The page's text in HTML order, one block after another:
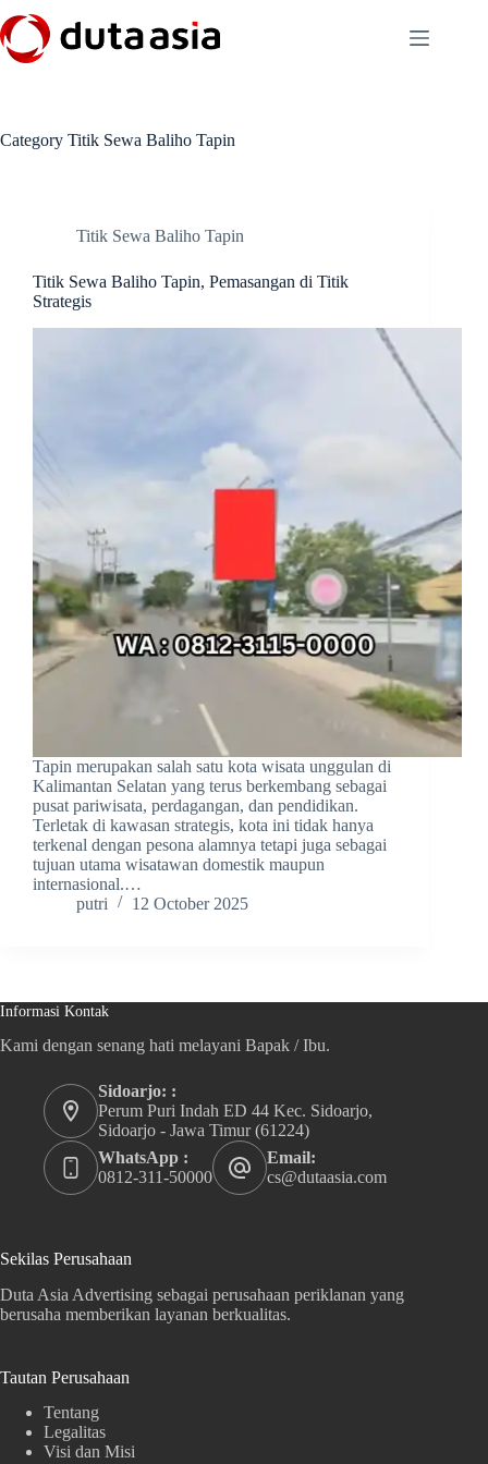
to
content
Category Titik Sewa Baliho Tapin
Titik Sewa Baliho Tapin
Titik Sewa Baliho Tapin, Pemasangan di Titik
Strategis
Tapin merupakan salah satu kota wisata unggulan di
Kalimantan Selatan yang terus berkembang sebagai
pusat pariwisata, perdagangan, dan pendidikan.
Terletak di kawasan strategis, kota ini tidak hanya
terkenal dengan pesona alamnya tetapi juga sebagai
tujuan utama wisatawan domestik maupun
internasional.…
putri
12 October 2025
Informasi Kontak
Kami dengan senang hati melayani Bapak / Ibu.
Sidoarjo: :
Perum Puri Indah ED 44 Kec. Sidoarjo,
Sidoarjo - Jawa Timur (61224)
WhatsApp :
0812-311-50000
Email:
cs@dutaasia.com
Sekilas Perusahaan
Duta Asia Advertising sebagai perusahaan periklanan yang
berusaha memberikan layanan berkualitas.
Tautan Perusahaan
Tentang
Legalitas
Visi dan Misi